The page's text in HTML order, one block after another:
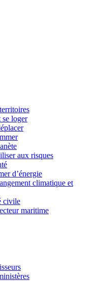
se loger
aux risques
d’énergie
climatique et
civile
maritime